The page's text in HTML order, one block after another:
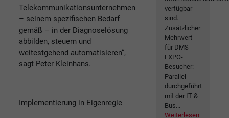
Telekommunikationsunternehmen
– seinem spezifischen Bedarf
gemäß – in der Diagnoselösung
abbilden, steuern und
weitestgehend automatisieren“,
sagt Peter Kleinhans.
Implementierung in Eigenregie
verfügbar
sind.
Zusätzlicher
Mehrwert
für DMS
EXPO-
Besucher:
Parallel
durchgeführt
mit der IT &
Bus...
Weiterlesen